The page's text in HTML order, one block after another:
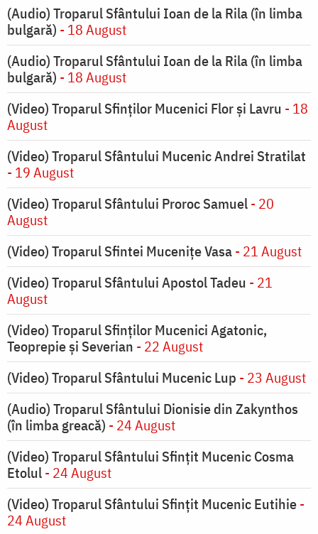
(Audio) Troparul Sfântului Ioan de la Rila (în limba
bulgară) - 18 August
(Audio) Troparul Sfântului Ioan de la Rila (în limba
bulgară) - 18 August
(Video) Troparul Sfinților Mucenici Flor și Lavru - 18
August
(Video) Troparul Sfântului Mucenic Andrei Stratilat
- 19 August
(Video) Troparul Sfântului Proroc Samuel- 20
August
(Video) Troparul Sfintei Mucenițe Vasa- 21 August
(Video) Troparul Sfântului Apostol Tadeu - 21
August
(Video) Troparul Sfinților Mucenici Agatonic,
Teoprepie și Severian - 22 August
(Video) Troparul Sfântului Mucenic Lup - 23 August
(Audio) Troparul Sfântului Dionisie din Zakynthos
(în limba greacă) - 24 August
(Video) Troparul Sfântului Sfințit Mucenic Cosma
Etolul- 24 August
(Video) Troparul Sfântului Sfințit Mucenic Eutihie-
24 August